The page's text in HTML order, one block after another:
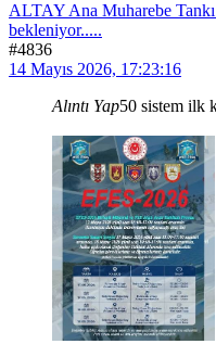
ALTAY Ana Muharebe Tankı
bekleniyor.....
#4836
14 Mayıs 2026, 17:23:16
Alıntı Yap50 sistem ilk